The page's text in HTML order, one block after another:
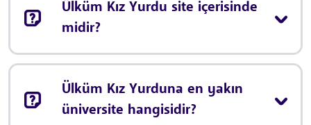
Ülküm Kız Yurdu site içerisinde
midir?
Ülküm Kız Yurduna en yakın
üniversite hangisidir?